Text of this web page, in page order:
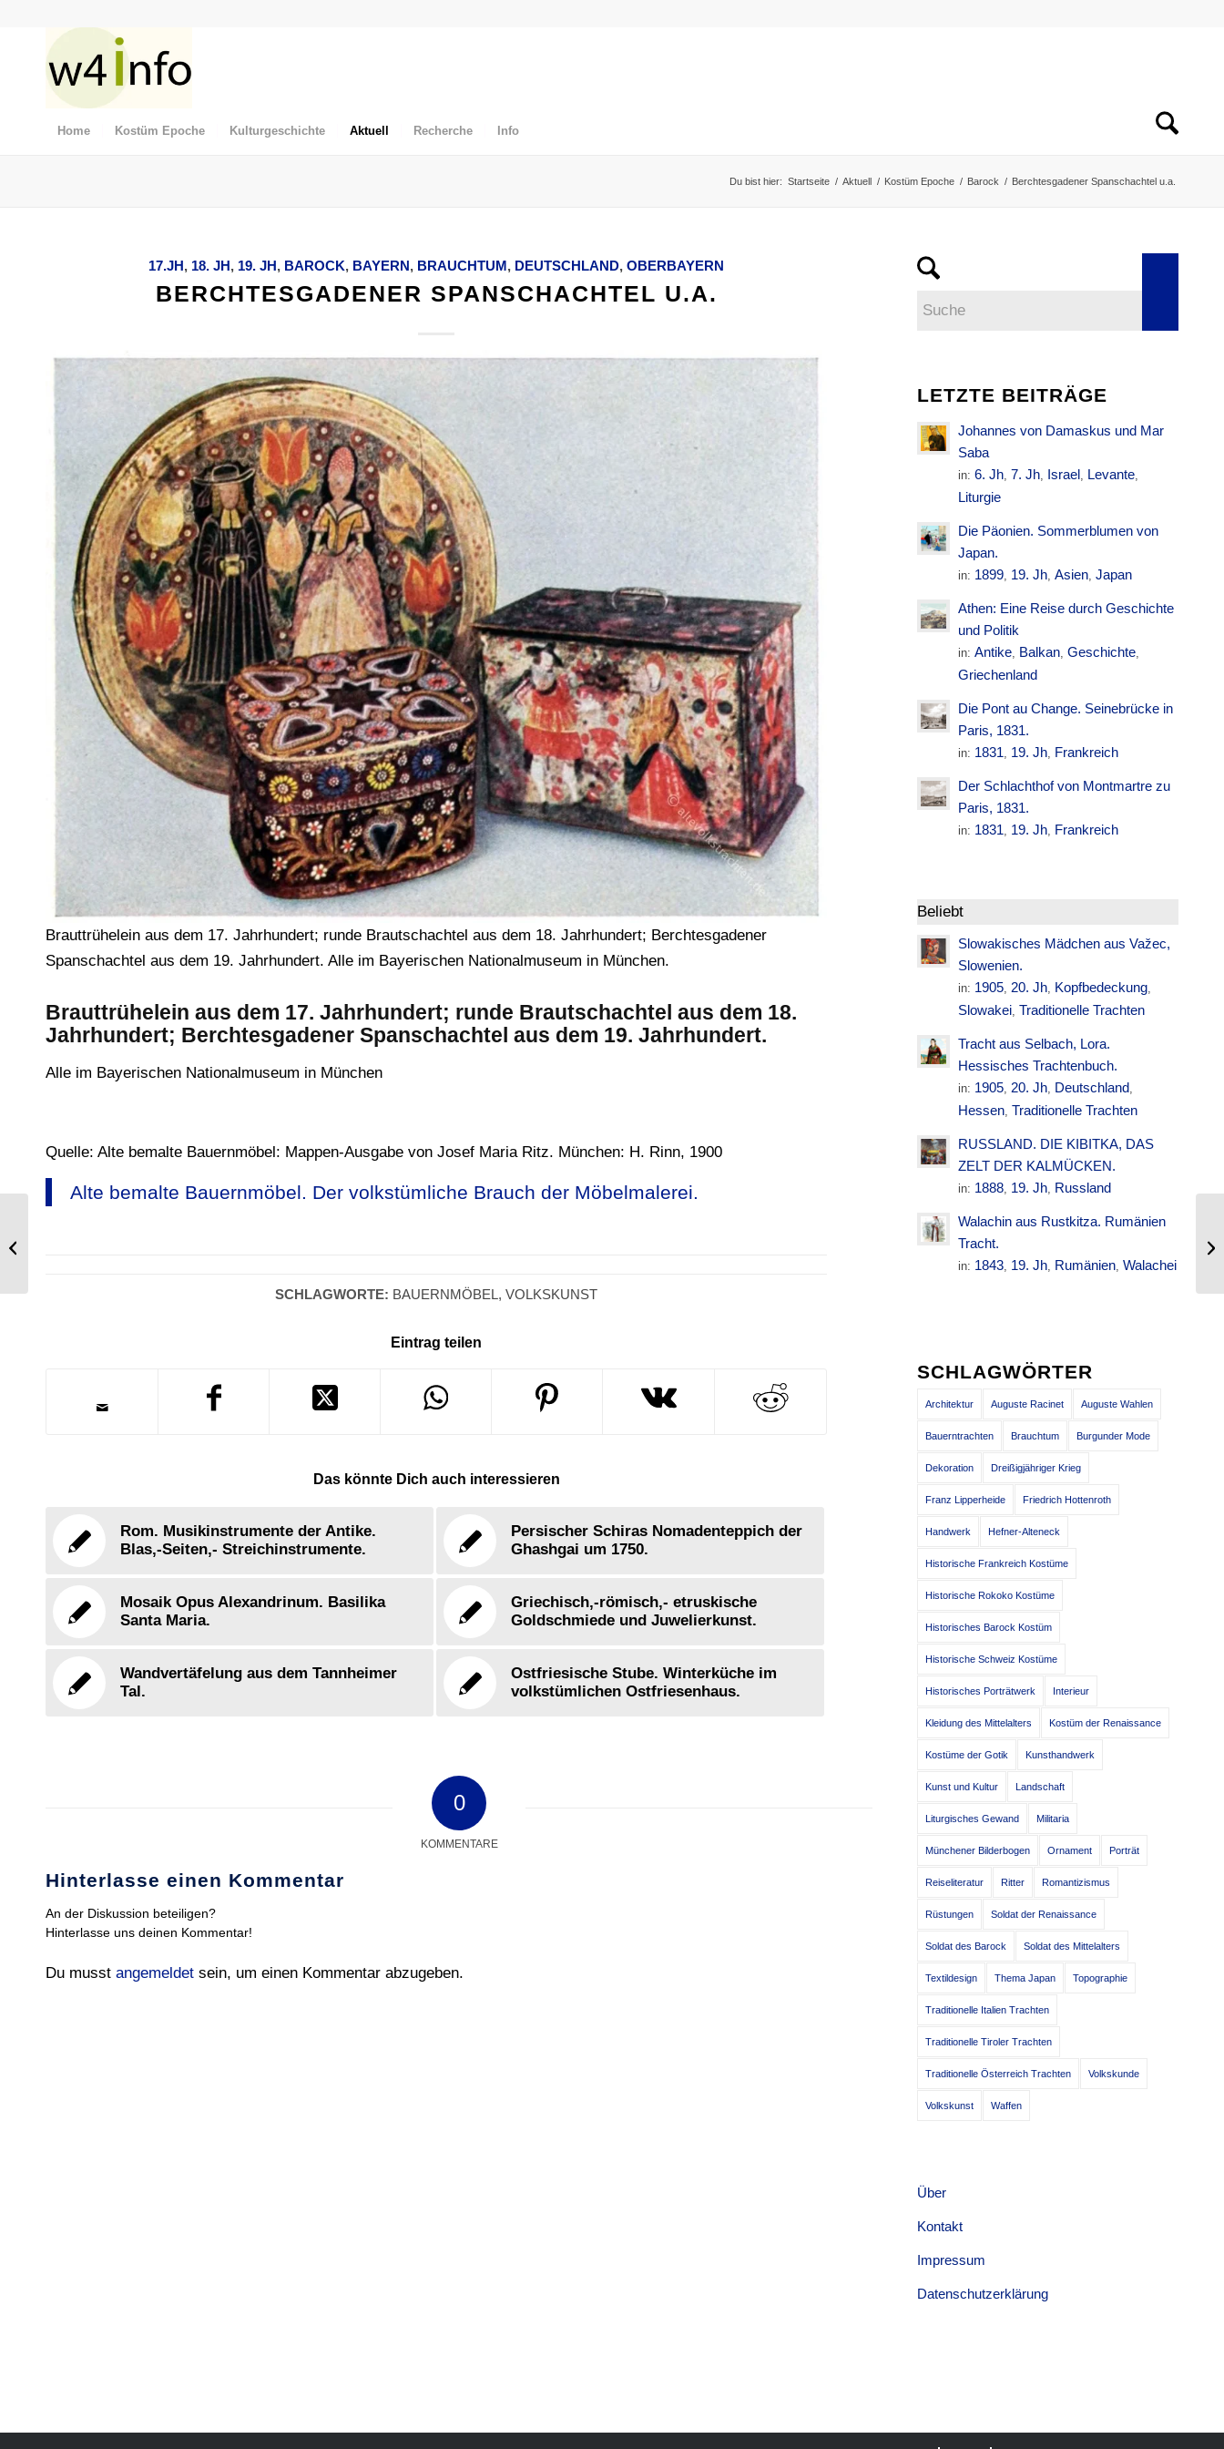
Home Kostüm Epoche Kulturgeschichte Aktuell Recherche Info
Du bist hier: Startseite / Aktuell / Kostüm Epoche / Barock / Berchtesgadener Spanschachtel u.a.
17.JH, 18. JH, 19. JH, BAROCK, BAYERN, BRAUCHTUM, DEUTSCHLAND,OBERBAYERN
BERCHTESGADENER SPANSCHACHTEL U.A.
Brauttrühelein aus dem 17. Jahrhundert; runde Brautschachtel aus dem 18. Jahrhundert; Berchtesgadener
Spanschachtel aus dem 19. Jahrhundert. Alle im Bayerischen Nationalmuseum in München.
Brauttrühelein aus dem 17. Jahrhundert; runde Brautschachtel aus dem 18.
Jahrhundert; Berchtesgadener Spanschachtel aus dem 19. Jahrhundert.
Alle im Bayerischen Nationalmuseum in München
Quelle: Alte bemalte Bauernmöbel: Mappen-Ausgabe von Josef Maria Ritz. München: H. Rinn, 1900
Alte bemalte Bauernmöbel. Der volkstümliche Brauch der Möbelmalerei.
SCHLAGWORTE: BAUERNMÖBEL,VOLKSKUNST
Eintrag teilen
Das könnte Dich auch interessieren
Rom. Musikinstrumente der Antike.
Blas,-Seiten,- Streichinstrumente.
Persischer Schiras Nomadenteppich der
Ghashgai um 1750.
Mosaik Opus Alexandrinum. Basilika
Santa Maria.
Griechisch,-römisch,- etruskische
Goldschmiede und Juwelierkunst.
Wandvertäfelung aus dem Tannheimer
Tal.
Ostfriesische Stube. Winterküche im
volkstümlichen Ostfriesenhaus.
0
KOMMENTARE
Hinterlasse einen Kommentar
An der Diskussion beteiligen?
Hinterlasse uns deinen Kommentar!
Du musst angemeldet sein, um einen Kommentar abzugeben.
LETZTE BEITRÄGE
Johannes von Damaskus und Mar
Saba
in:6. Jh, 7. Jh, Israel, Levante,
Liturgie
Die Päonien. Sommerblumen von
Japan.
in: 1899, 19. Jh,Asien,Japan
Athen: Eine Reise durch Geschichte
und Politik
in:Antike, Balkan,Geschichte,
Griechenland
Die Pont au Change. Seinebrücke in
Paris, 1831.
in: 1831, 19. Jh, Frankreich
Der Schlachthof von Montmartre zu
Paris, 1831.
in: 1831, 19. Jh, Frankreich
Beliebt
Slowakisches Mädchen aus Važec,
Slowenien.
in: 1905,20. Jh, Kopfbedeckung,
Slowakei, Traditionelle Trachten
Tracht aus Selbach, Lora.
Hessisches Trachtenbuch.
in: 1905,20. Jh, Deutschland,
Hessen, Traditionelle Trachten
RUSSLAND. DIE KIBITKA, DAS
ZELT DER KALMÜCKEN.
in: 1888, 19. Jh, Russland
Walachin aus Rustkitza. Rumänien
Tracht.
in: 1843, 19. Jh, Rumänien,Walachei
SCHLAGWÖRTER
Architektur Auguste Racinet Auguste Wahlen
Bauerntrachten Brauchtum Burgunder Mode
Dekoration Dreißigjähriger Krieg
Franz Lipperheide Friedrich Hottenroth
Handwerk Hefner-Alteneck
Historische Frankreich Kostüme
Historische Rokoko Kostüme
Historisches Barock Kostüm
Historische Schweiz Kostüme
Historisches Porträtwerk Interieur
Kleidung des Mittelalters Kostüm der Renaissance
Kostüme der Gotik Kunsthandwerk
Kunst und Kultur Landschaft
Liturgisches Gewand Militaria
Münchener Bilderbogen Ornament Porträt
Reiseliteratur Ritter Romantizismus
Rüstungen Soldat der Renaissance
Soldat des Barock Soldat des Mittelalters
Textildesign Thema Japan Topographie
Traditionelle Italien Trachten
Traditionelle Tiroler Trachten
Traditionelle Österreich Trachten Volkskunde
Volkskunst Waffen
Über
Kontakt
Impressum
Datenschutzerklärung